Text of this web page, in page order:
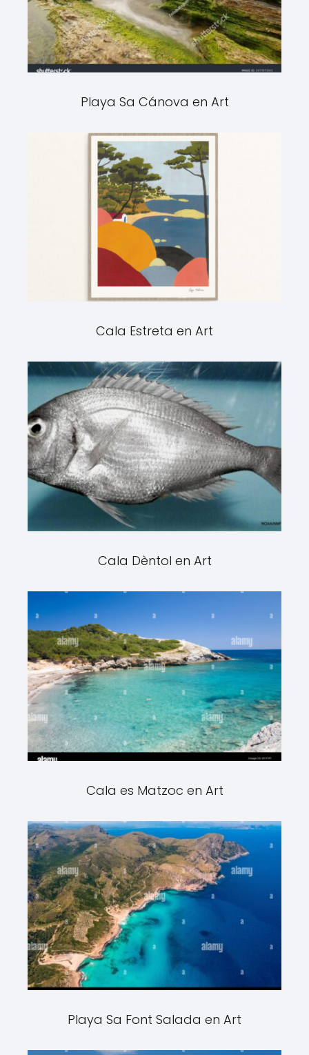
Playa Sa Cánova en Art
Cala Estreta en Art
Cala Dèntol en Art
Cala es Matzoc en Art
Playa Sa Font Salada en Art